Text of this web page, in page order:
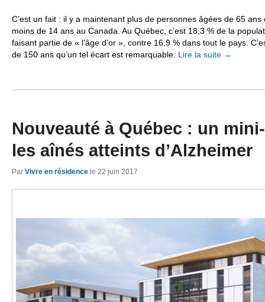
C’est un fait : il y a maintenant plus de personnes âgées de 65
moins de 14 ans au Canada. Au Québec, c’est 18,3 % de la
faisant partie de « l’âge d’or », contre 16,9 % dans tout le pays.
de 150 ans qu’un tel écart est remarquable. Lire la suite →
Nouveauté à Québec : un
les aînés atteints d’Alzheimer
Par Vivre en résidence le 22 juin 2017